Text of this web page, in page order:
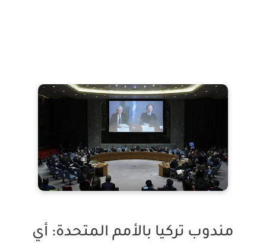
مندوب تركيا بالأمم المتحدة: أي